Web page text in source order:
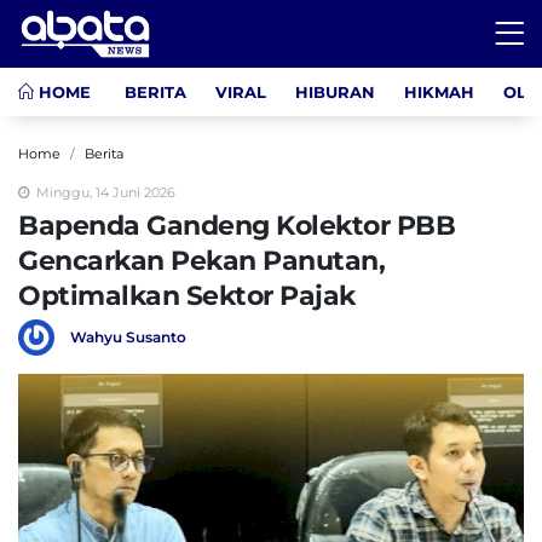
HOME BERITA VIRAL HIBURAN HIKMAH
Home Berita
Minggu, 14 Juni 2026
Bapenda Gandeng Kolektor PBB
Gencarkan Pekan Panutan,
Optimalkan Sektor Pajak
Wahyu Susanto